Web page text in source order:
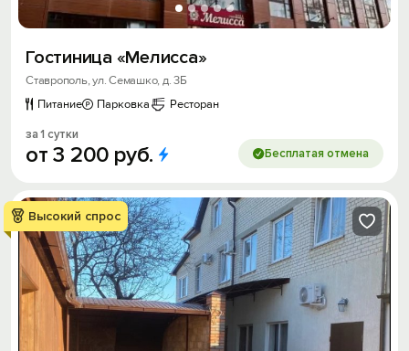
Гостиница «Мелисса»
Ставрополь, ул. Семашко, д. 3Б
Питание
Парковка Ресторан
за 1 сутки
от3 200 руб. Бесплатая отмена
Высокий спрос